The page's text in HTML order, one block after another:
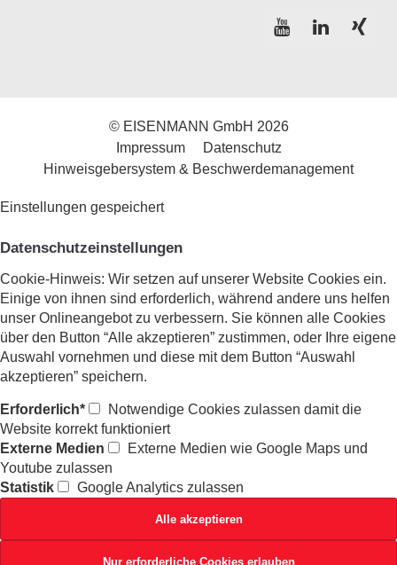
© EISENMANN GmbH 2026
Impressum
Datenschutz
Hinweisgebersystem & Beschwerdemanagement
Einstellungen gespeichert
Datenschutzeinstellungen
Cookie-Hinweis: Wir setzen auf unserer Website Cookies ein.
Einige von ihnen sind erforderlich, während andere uns helfen
unser Onlineangebot zu verbessern. Sie können alle Cookies
über den Button “Alle akzeptieren” zustimmen, oder Ihre eigene
Auswahl vornehmen und diese mit dem Button “Auswahl
akzeptieren” speichern.
Erforderlich*
Notwendige Cookies zulassen damit die
Website korrekt funktioniert
Externe Medien
Externe Medien wie Google Maps und
Youtube zulassen
Statistik
Google Analytics zulassen